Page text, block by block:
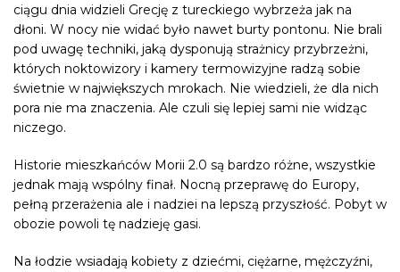
ciągu dnia widzieli Grecję z tureckiego wybrzeża jak na
dłoni. W nocy nie widać było nawet burty pontonu. Nie brali
pod uwagę techniki, jaką dysponują strażnicy przybrzeżni,
których noktowizory i kamery termowizyjne radzą sobie
świetnie w największych mrokach. Nie wiedzieli, że dla nich
pora nie ma znaczenia. Ale czuli się lepiej sami nie widząc
niczego.
Historie mieszkańców Morii 2.0 są bardzo różne, wszystkie
jednak mają wspólny finał. Nocną przeprawę do Europy,
pełną przerażenia ale i nadziei na lepszą przyszłość. Pobyt w
obozie powoli tę nadzieję gasi.
Na łodzie wsiadają kobiety z dziećmi, ciężarne, mężczyźni,